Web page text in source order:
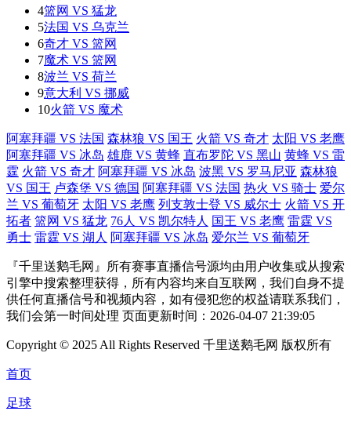
4篮网 VS 猛龙
5法国 VS 乌克兰
6奇才 VS 篮网
7魔术 VS 篮网
8波兰 VS 荷兰
9意大利 VS 挪威
10火箭 VS 魔术
阿塞拜疆 VS 法国 森林狼 VS 国王 火箭 VS 奇才 太阳 VS 老鹰
阿塞拜疆 VS 冰岛 雄鹿 VS 黄蜂 直布罗陀 VS 黑山 黄蜂 VS 雷
霆 火箭 VS 奇才 阿塞拜疆 VS 冰岛 波黑 VS 罗马尼亚 森林狼
VS 国王 卢森堡 VS 德国 阿塞拜疆 VS 法国 热火 VS 骑士 爱尔
兰 VS 葡萄牙 太阳 VS 老鹰 列支敦士登 VS 威尔士 火箭 VS 开
拓者 篮网 VS 猛龙 76人 VS 凯尔特人 国王 VS 老鹰 雷霆 VS
勇士 雷霆 VS 湖人 阿塞拜疆 VS 冰岛 爱尔兰 VS 葡萄牙
『千里送鹅毛网』所有赛事直播信号源均由用户收集或从搜索
引擎中搜索整理获得，所有内容均来自互联网，我们自身不提
供任何直播信号和视频内容，如有侵犯您的权益请联系我们，
我们会第一时间处理 页面更新时间：2026-04-07 21:39:05
Copyright © 2025 All Rights Reserved 千里送鹅毛网 版权所有
首页
足球